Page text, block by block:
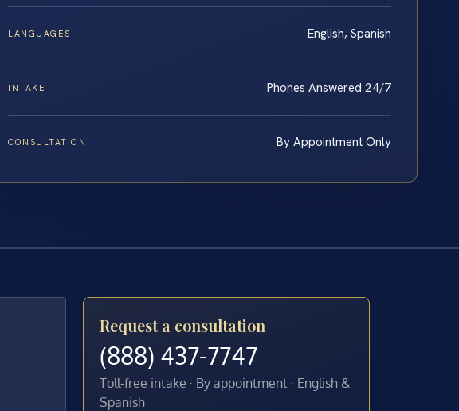
LANGUAGES English, Spanish
INTAKE Phones Answered 24/7
CONSULTATION By Appointment Only
Request a consultation
(888) 437-7747
Toll-free intake · By appointment · English &
Spanish